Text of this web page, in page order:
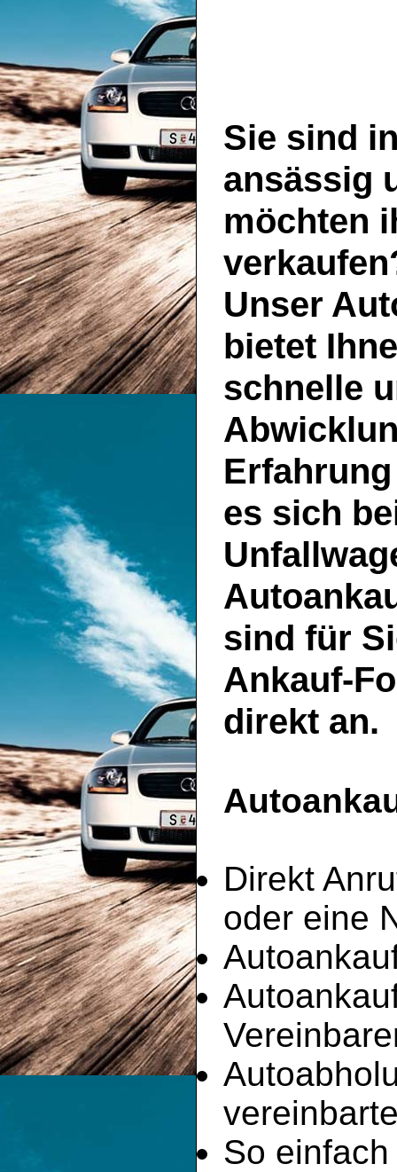
Sie sind
ansässig
möchten
Unser
bietet
schnelle
es sich
sind für
Ankauf-
direkt an.
Direkt
oder eine
So